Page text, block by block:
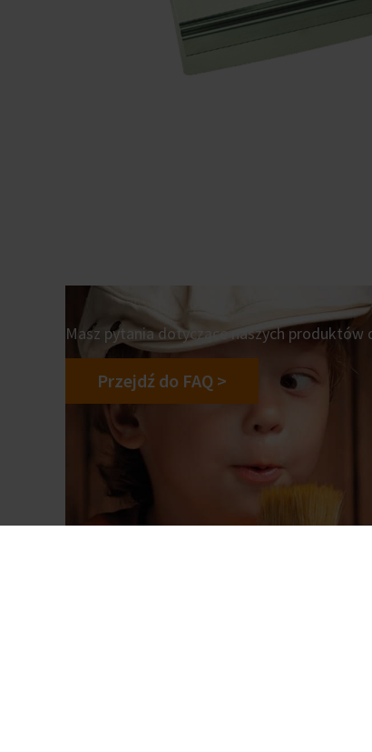
Masz pytania dotyczące naszych
Przejdź do FAQ >